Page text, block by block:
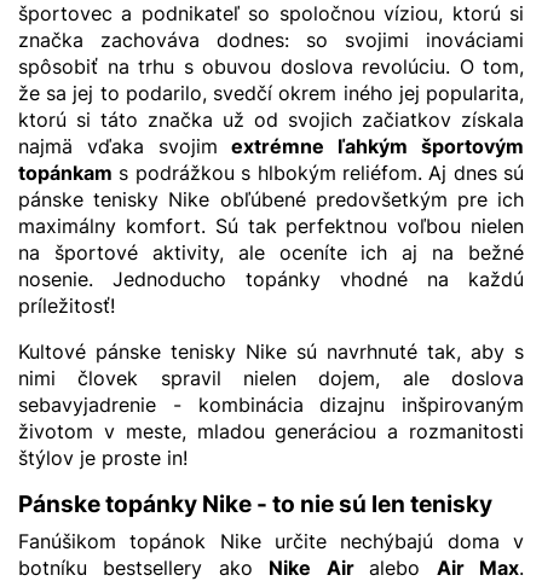
športovec a podnikateľ so spoločnou víziou, ktorú si
značka zachováva dodnes: so svojimi inováciami
spôsobiť na trhu s obuvou doslova revolúciu. O tom,
že sa jej to podarilo, svedčí okrem iného jej popularita,
ktorú si táto značka už od svojich začiatkov získala
najmä vďaka svojimextrémne ľahkým športovým
topánkam s podrážkou s hlbokým reliéfom. Aj dnes sú
pánske tenisky Nike obľúbené predovšetkým pre ich
maximálny komfort. Sú tak perfektnou voľbou nielen
na športové aktivity, ale oceníte ich aj na bežné
nosenie. Jednoducho topánky vhodné na každú
príležitosť!
Kultové pánske tenisky Nike sú navrhnuté tak, aby s
nimi človek spravil nielen dojem, ale doslova
sebavyjadrenie - kombinácia dizajnu inšpirovaným
životom v meste, mladou generáciou a rozmanitosti
štýlov je proste in!
Pánske topánky Nike - to nie sú len tenisky
Fanúšikom topánok Nike určite nechýbajú doma v
botníku bestsellery ako Nike Airalebo Air Max.